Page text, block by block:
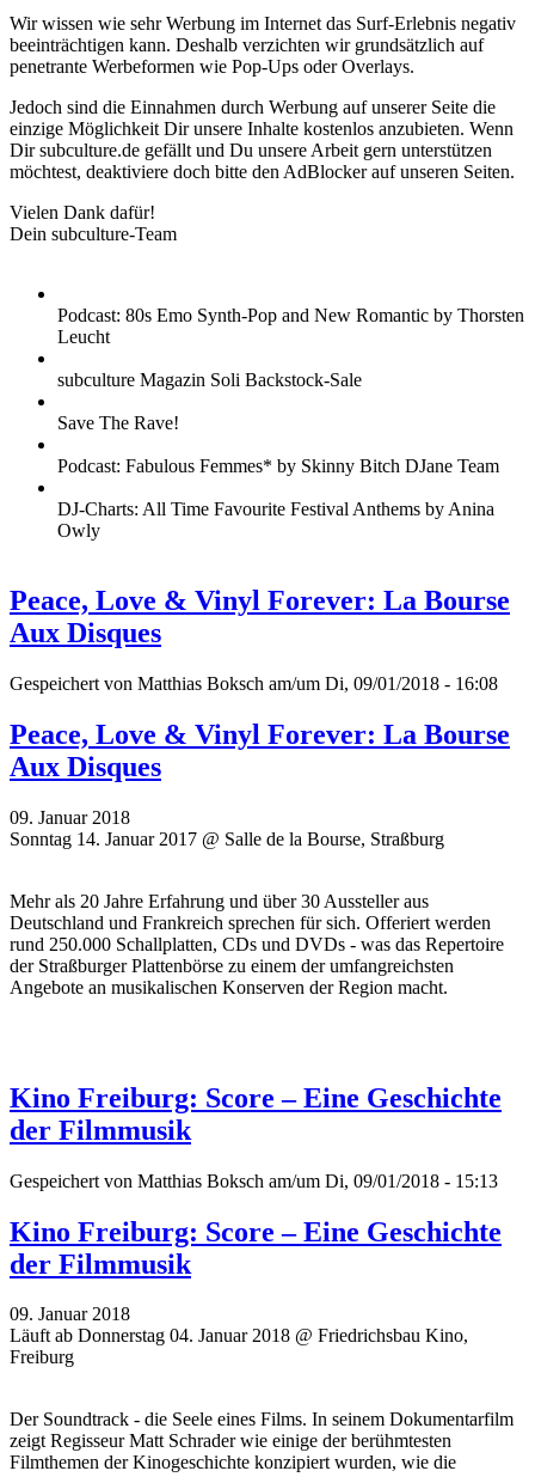
Wir wissen wie sehr Werbung im Internet das Surf-Erlebnis negativ
beeinträchtigen kann. Deshalb verzichten wir grundsätzlich auf
penetrante Werbeformen wie Pop-Ups oder Overlays.
Jedoch sind die Einnahmen durch Werbung auf unserer Seite die
einzige Möglichkeit Dir unsere Inhalte kostenlos anzubieten. Wenn
Dir subculture.de gefällt und Du unsere Arbeit gern unterstützen
möchtest, deaktiviere doch bitte den AdBlocker auf unseren Seiten.
Vielen Dank dafür!
Dein subculture-Team
Podcast: 80s Emo Synth-Pop and New Romantic by Thorsten
Leucht
subculture Magazin Soli Backstock-Sale
Save The Rave!
Podcast: Fabulous Femmes* by Skinny Bitch DJane Team
DJ-Charts: All Time Favourite Festival Anthems by Anina
Owly
Peace, Love & Vinyl Forever: La Bourse
Aux Disques
Gespeichert von Matthias Boksch am/um Di, 09/01/2018 - 16:08
Peace, Love & Vinyl Forever: La Bourse
Aux Disques
09. Januar 2018
Sonntag 14. Januar 2017 @ Salle de la Bourse, Straßburg
Mehr als 20 Jahre Erfahrung und über 30 Aussteller aus
Deutschland und Frankreich sprechen für sich. Offeriert werden
rund 250.000 Schallplatten, CDs und DVDs - was das Repertoire
der Straßburger Plattenbörse zu einem der umfangreichsten
Angebote an musikalischen Konserven der Region macht.
Kino Freiburg: Score – Eine Geschichte
der Filmmusik
Gespeichert von Matthias Boksch am/um Di, 09/01/2018 - 15:13
Kino Freiburg: Score – Eine Geschichte
der Filmmusik
09. Januar 2018
Läuft ab Donnerstag 04. Januar 2018 @ Friedrichsbau Kino,
Freiburg
Der Soundtrack - die Seele eines Films. In seinem Dokumentarfilm
zeigt Regisseur Matt Schrader wie einige der berühmtesten
Filmthemen der Kinogeschichte konzipiert wurden, wie die